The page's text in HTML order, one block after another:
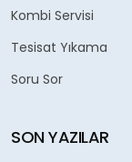
Kombi Servisi
Tesisat Yıkama
Soru Sor
SON YAZILAR